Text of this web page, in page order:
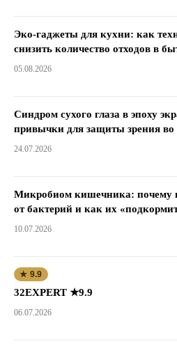
Эко-гаджеты для кухни: как
снизить количество отходов в
05.08.2026
Синдром сухого глаза в эпоху
привычки для защиты зрения во
24.07.2026
Микробиом кишечника: почему
от бактерий и как их
10.07.2026
★ 9.9
32EXPERT ★9.9
06.07.2026